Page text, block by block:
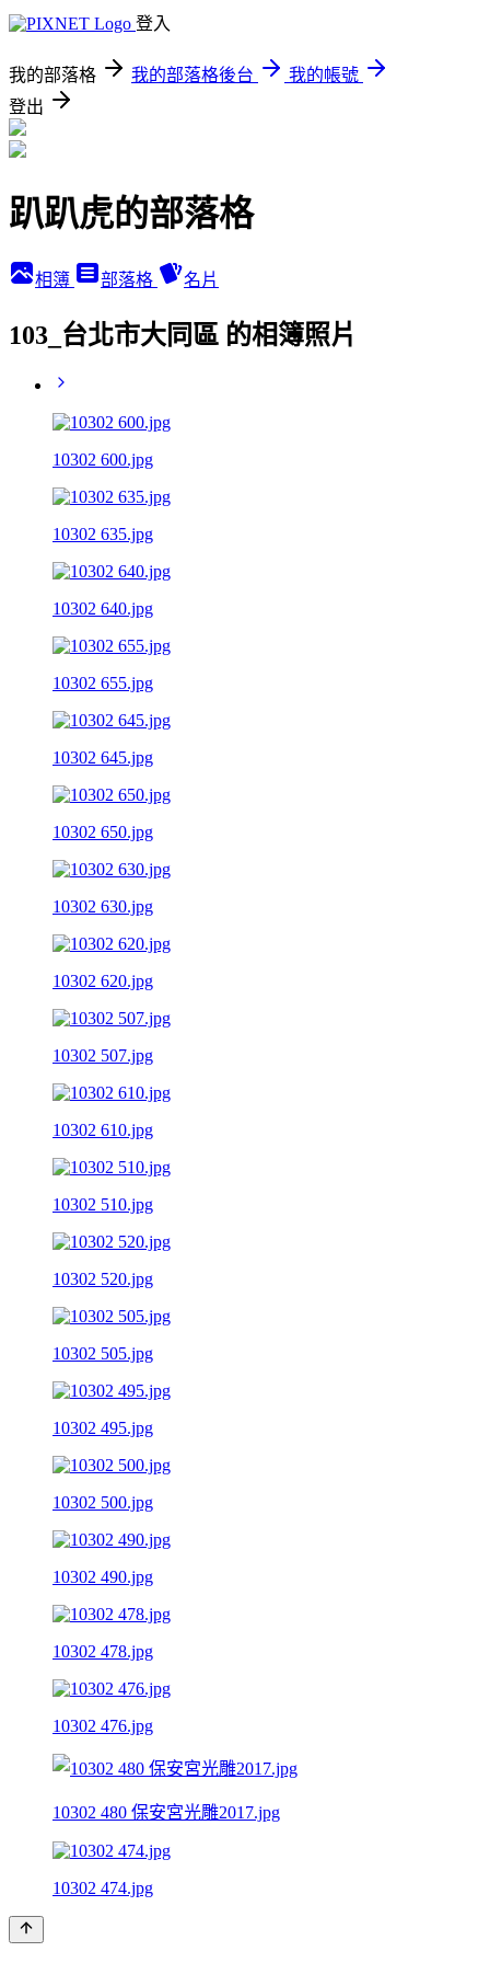
登入
我的部落格 我的部落格後台
我的帳號
登出
趴趴虎的部落格
相簿 部落格 名片
103_台北市大同區 的相簿照片
10302 600.jpg
10302 635.jpg
10302 640.jpg
10302 655.jpg
10302 645.jpg
10302 650.jpg
10302 630.jpg
10302 620.jpg
10302 507.jpg
10302 610.jpg
10302 510.jpg
10302 520.jpg
10302 505.jpg
10302 495.jpg
10302 500.jpg
10302 490.jpg
10302 478.jpg
10302 476.jpg
10302 480 保安宮光雕2017.jpg
10302 474.jpg